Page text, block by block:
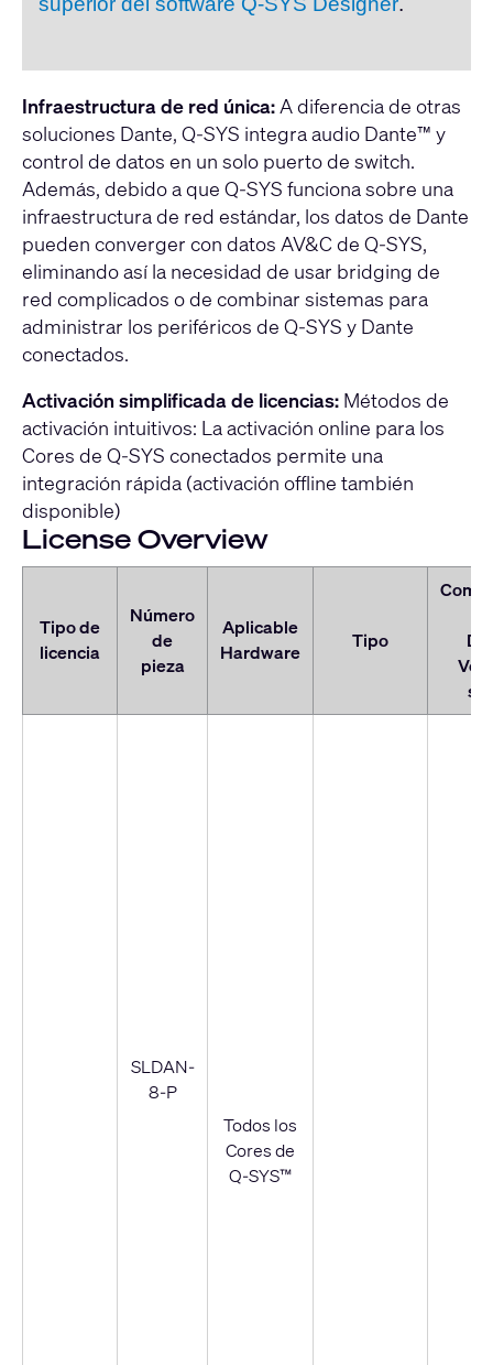
Infraestructura de red única:A diferencia de otras
soluciones Dante, Q-SYS integra audio Dante™ y
control de datos en un solo puerto de switch.
Además, debido a que Q-SYS funciona sobre una
infraestructura de red estándar, los datos de Dante
pueden converger con datos AV&C de Q-SYS,
eliminando así la necesidad de usar bridging de
red complicados o de combinar sistemas para
administrar los periféricos de Q-SYS y Dante
conectados.
Activación simplificada de licencias: Métodos de
activación intuitivos: La activación online para los
Cores de Q-SYS conectados permite una
integración rápida (activación offline también
disponible)
License Overview
Tipo de
licencia
Número
de
pieza
Aplicable
Hardware
Tipo
SLDAN-
8-P
Todos los
Cores de
Q-SYS™